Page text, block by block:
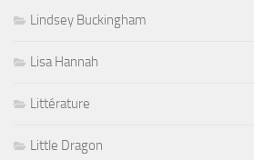
Lindsey Buckingham
Lisa Hannah
Littérature
Little Dragon